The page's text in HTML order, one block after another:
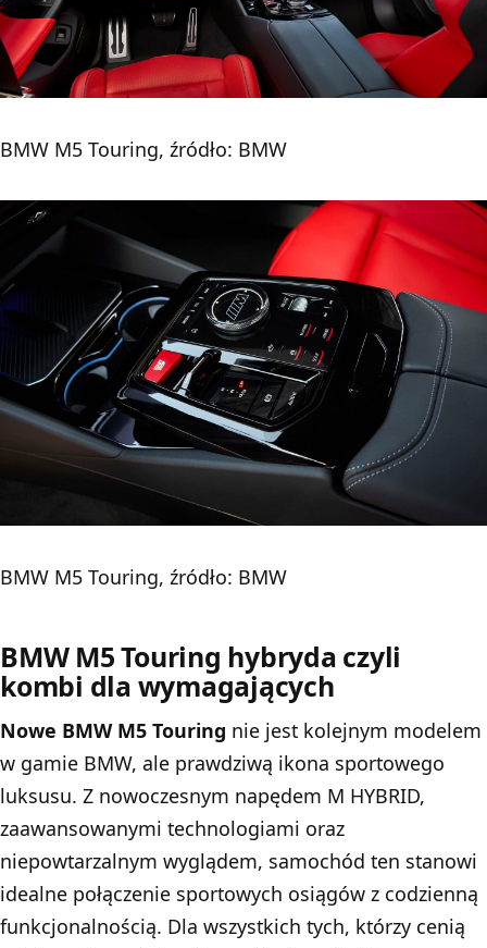
BMW M5 Touring, źródło: BMW
BMW M5 Touring, źródło: BMW
BMW M5 Touring hybryda czyli
kombi dla wymagających
Nowe BMW M5 Touring nie jest kolejnym modelem
w gamie BMW, ale prawdziwą ikona sportowego
luksusu. Z nowoczesnym napędem M HYBRID,
zaawansowanymi technologiami oraz
niepowtarzalnym wyglądem, samochód ten stanowi
idealne połączenie sportowych osiągów z codzienną
funkcjonalnością. Dla wszystkich tych, którzy cenią